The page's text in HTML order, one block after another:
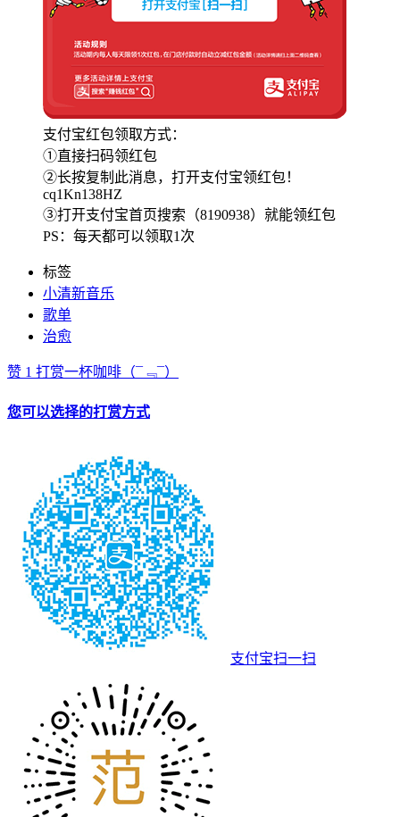
支付宝红包领取方式：
①直接扫码领红包
②长按复制此消息，打开支付宝领红包！
cq1Kn138HZ
③打开支付宝首页搜索（8190938）就能领红包
PS：每天都可以领取1次
标签
小清新音乐
歌单
治愈
赞 1 打赏一杯咖啡 （¯﹃¯）
您可以选择的打赏方式
支付宝扫一扫